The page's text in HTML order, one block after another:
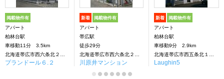
掲載物件有
アパート
柏林台駅
車移動11分 3.5km
プランドール６.２
新着 掲載物件有
アパート
帯広駅
徒歩29分
川原井マンション
新着 掲載物件有
アパート
柏林台駅
車移動9分 2.9km
Laughin5